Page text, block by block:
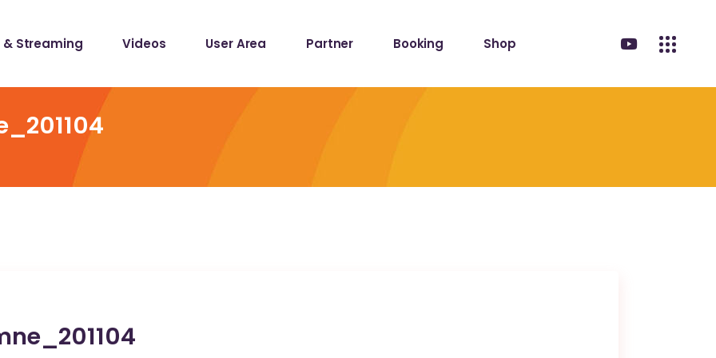
& Streaming Videos User Area Partner Booking Shop